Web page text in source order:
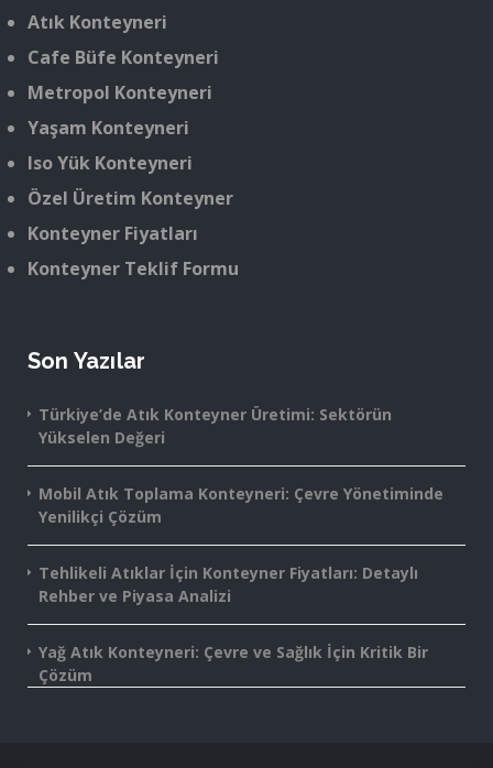
Atık Konteyneri
Cafe Büfe Konteyneri
Metropol Konteyneri
Yaşam Konteyneri
Iso Yük Konteyneri
Özel Üretim Konteyner
Konteyner Fiyatları
Konteyner Teklif Formu
Son Yazılar
Türkiye’de Atık Konteyner Üretimi: Sektörün
Yükselen Değeri
Mobil Atık Toplama Konteyneri: Çevre Yönetiminde
Yenilikçi Çözüm
Tehlikeli Atıklar İçin Konteyner Fiyatları: Detaylı
Rehber ve Piyasa Analizi
Yağ Atık Konteyneri: Çevre ve Sağlık İçin Kritik Bir
Çözüm